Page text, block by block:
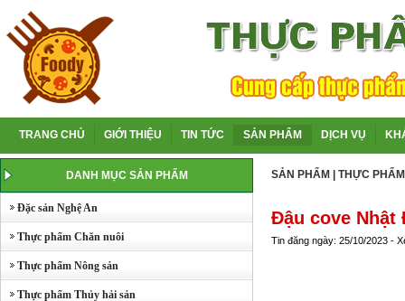
TRANG CHỦ GIỚI THIỆU TIN TỨC SẢN PHẨM DỊCH VỤ
DANH MỤC SẢN PHẨM
Đặc sản Nghệ An
Thực phẩm Chăn nuôi
Thực phẩm Nông sản
Thực phẩm Thủy hải sản
SẢN PHẨM THỰC
Đậu cove Nhật
Tin đăng ngày: 25/10/2023 -